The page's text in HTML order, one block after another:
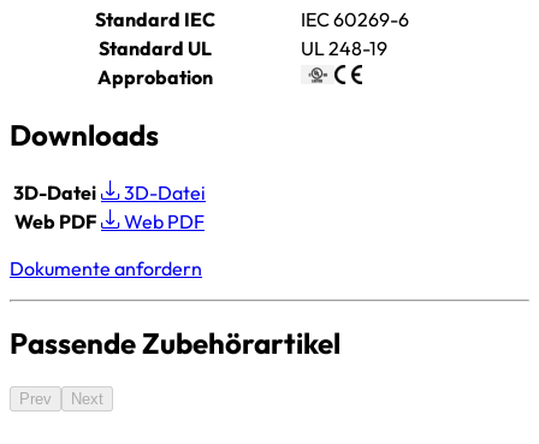
Standard IEC
IEC 60269-6
Standard UL
UL 248-19
Approbation
Downloads
3D-Datei
3D-Datei
Web PDF
Web PDF
Dokumente anfordern
Passende Zubehörartikel
Prev Next